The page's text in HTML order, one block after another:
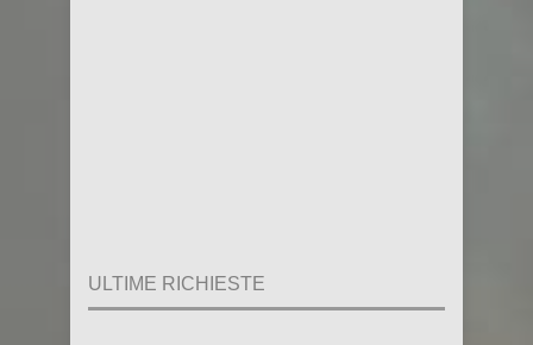
ULTIME RICHIESTE